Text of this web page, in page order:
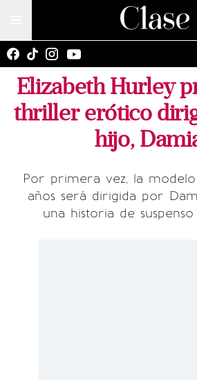
Elizabeth Hurley
thriller erótico
hijo,
Por primera vez, la
años será dirigida por
una historia de